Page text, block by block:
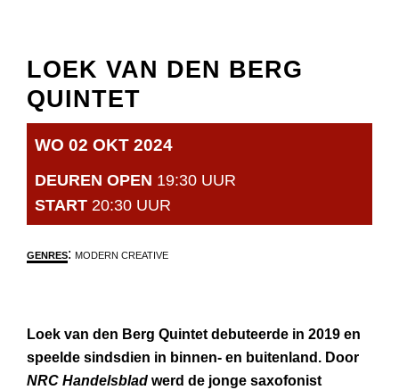
LOEK VAN DEN BERG
QUINTET
WO 02 OKT 2024
DEUREN OPEN 19:30 UUR
START 20:30 UUR
GENRES: MODERN CREATIVE
Loek van den Berg Quintet debuteerde in 2019 en
speelde sindsdien in binnen- en buitenland. Door
NRC Handelsblad werd de jonge saxofonist